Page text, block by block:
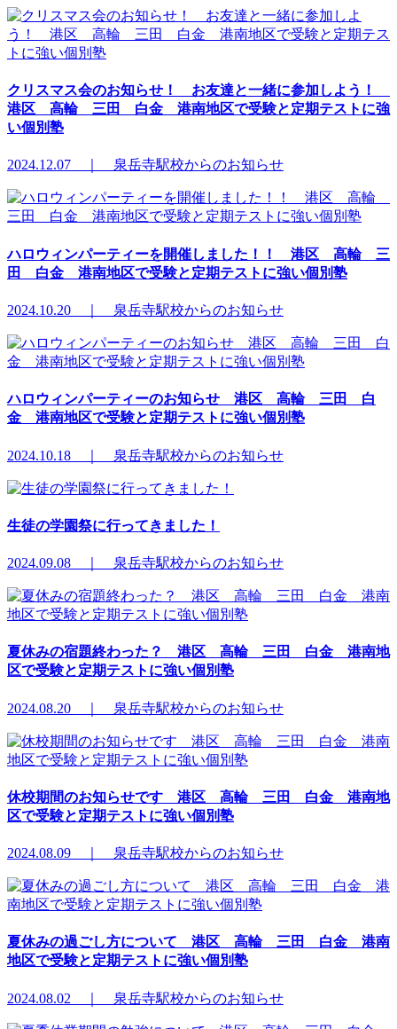
クリスマス会のお知らせ！ お友達と一緒に参加しよう！
港区 高輪 三田 白金 港南地区で受験と定期テストに強
い個別塾
2024.12.07 ｜ 泉岳寺駅校からのお知らせ
ハロウィンパーティーを開催しました！！ 港区 高輪 三
田 白金 港南地区で受験と定期テストに強い個別塾
2024.10.20 ｜ 泉岳寺駅校からのお知らせ
ハロウィンパーティーのお知らせ 港区 高輪 三田 白
金 港南地区で受験と定期テストに強い個別塾
2024.10.18 ｜ 泉岳寺駅校からのお知らせ
生徒の学園祭に行ってきました！
2024.09.08 ｜ 泉岳寺駅校からのお知らせ
夏休みの宿題終わった？ 港区 高輪 三田 白金 港南地
区で受験と定期テストに強い個別塾
2024.08.20 ｜ 泉岳寺駅校からのお知らせ
休校期間のお知らせです 港区 高輪 三田 白金 港南地
区で受験と定期テストに強い個別塾
2024.08.09 ｜ 泉岳寺駅校からのお知らせ
夏休みの過ごし方について 港区 高輪 三田 白金 港南
地区で受験と定期テストに強い個別塾
2024.08.02 ｜ 泉岳寺駅校からのお知らせ